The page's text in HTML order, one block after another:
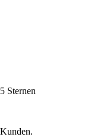
Sternen